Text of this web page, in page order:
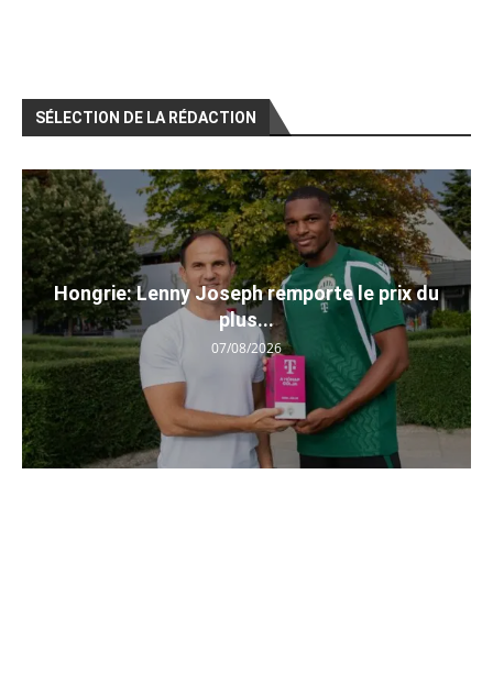
SÉLECTION DE LA RÉDACTION
Hongrie: Lenny Joseph remporte le prix du
plus...
07/08/2026